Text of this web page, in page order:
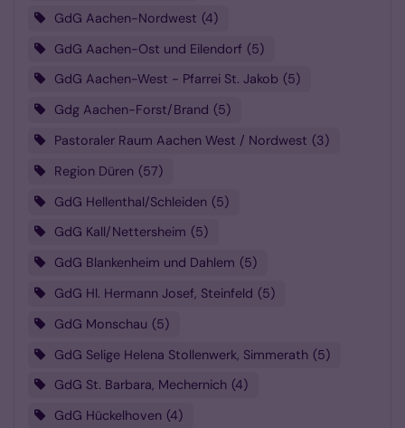
GdG Aachen-Nordwest 4
GdG Aachen-Ost und Eilendorf 5
GdG Aachen-West - Pfarrei St. Jakob
5
Gdg Aachen-Forst/Brand 5
Pastoraler Raum Aachen West / Nordwest 3
Region Düren 57
GdG Hellenthal/Schleiden 5
GdG Kall/Nettersheim
5
GdG Blankenheim und Dahlem 5
GdG Hl. Hermann Josef, Steinfeld 5
GdG Monschau 5
GdG Selige Helena Stollenwerk, Simmerath 5
GdG St. Barbara, Mechernich 4
GdG Hückelhoven 4